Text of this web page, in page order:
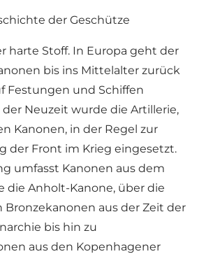
der Geschütze
harte Stoff. In Europa geht der
bis ins Mittelalter zurück
Festungen und Schiffen
Neuzeit wurde die Artillerie,
Kanonen, in der Regel zur
der Front im Krieg eingesetzt.
umfasst Kanonen aus dem
die Anholt-Kanone, über die
Bronzekanonen aus der Zeit der
bis hin zu
aus den Kopenhagener